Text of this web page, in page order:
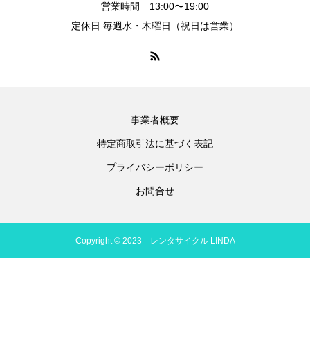
営業時間 13:00〜19:00
定休日 毎週水・木曜日（祝日は営業）
事業者概要
特定商取引法に基づく表記
プライバシーポリシー
お問合せ
Copyright © 2023 レンタサイクル LINDA